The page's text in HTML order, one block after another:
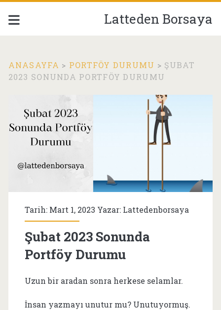
Latteden Borsaya
ANASAYFA > PORTFÖY DURUMU > ŞUBAT
2023 SONUNDA PORTFÖY DURUMU
Tarih: Mart 1, 2023 Yazar: Lattedenborsaya
Şubat 2023 Sonunda
Portföy Durumu
Uzun bir aradan sonra herkese selamlar.
İnsan yazmayı unutur mu? Unutuyormuş.